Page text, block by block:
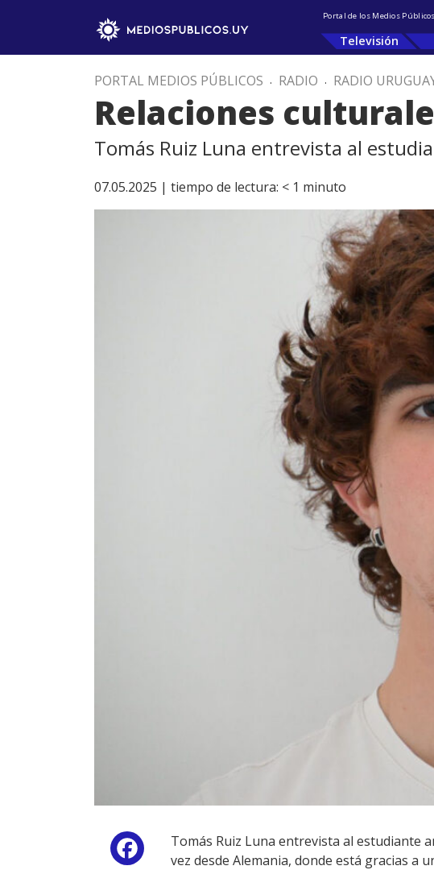
Portal de los Medios
Televisión
PORTAL MEDIOS PÚBLICOS . RADIO . RADIO
Relaciones
Tomás Ruiz Luna entrevista al
07.05.2025 | tiempo de lectura: < 1 minuto
Facebook
Tomás Ruiz Luna entrevista al estudiante
vez desde Alemania, donde está gracias a